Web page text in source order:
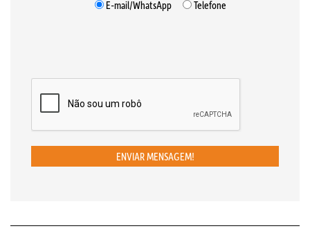
E-mail/WhatsApp
Telefone
ENVIAR MENSAGEM!